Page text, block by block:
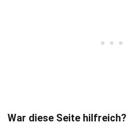
War diese Seite hilfreich?